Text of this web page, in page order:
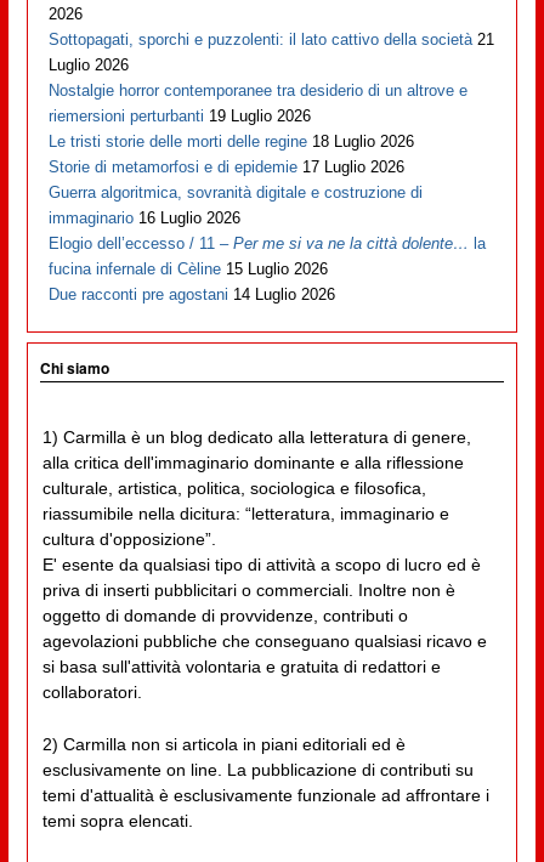
2026
Sottopagati, sporchi e puzzolenti: il lato cattivo della società 21
Luglio 2026
Nostalgie horror contemporanee tra desiderio di un altrove e
riemersioni perturbanti 19 Luglio 2026
Le tristi storie delle morti delle regine 18 Luglio 2026
Storie di metamorfosi e di epidemie 17 Luglio 2026
Guerra algoritmica, sovranità digitale e costruzione di
immaginario 16 Luglio 2026
Elogio dell’eccesso / 11 –Per me si va ne la città dolente… la
fucina infernale di Cèline 15 Luglio 2026
Due racconti pre agostani 14 Luglio 2026
Chi siamo
1) Carmilla è un blog dedicato alla letteratura di genere,
alla critica dell'immaginario dominante e alla riflessione
culturale, artistica, politica, sociologica e filosofica,
riassumibile nella dicitura: “letteratura, immaginario e
cultura d'opposizione”.
E' esente da qualsiasi tipo di attività a scopo di lucro ed è
priva di inserti pubblicitari o commerciali. Inoltre non è
oggetto di domande di provvidenze, contributi o
agevolazioni pubbliche che conseguano qualsiasi ricavo e
si basa sull'attività volontaria e gratuita di redattori e
collaboratori.
2) Carmilla non si articola in piani editoriali ed è
esclusivamente on line. La pubblicazione di contributi su
temi d'attualità è esclusivamente funzionale ad affrontare i
temi sopra elencati.